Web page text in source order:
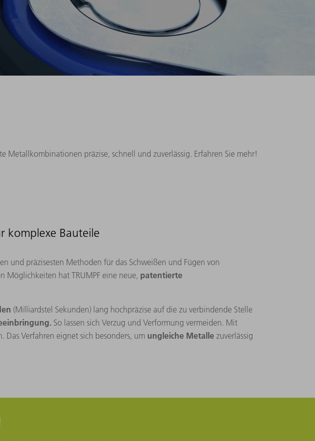
präzise, schnell und zuverlässig. Erfahren Sie mehr!
komplexe Bauteile
und präzisesten Methoden für das Schweißen und Fügen von
Möglichkeiten hat TRUMPF eine neue, patentierte
(Milliardstel Sekunden) lang hochpräzise auf die zu verbindende Stelle
So lassen sich Verzug und Verformung vermeiden. Mit
Das Verfahren eignet sich besonders, um ungleiche Metalle zuverlässig